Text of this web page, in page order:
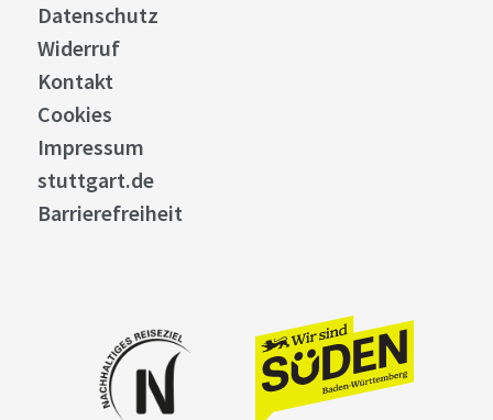
Datenschutz
Widerruf
Kontakt
Cookies
Impressum
stuttgart.de
Barrierefreiheit